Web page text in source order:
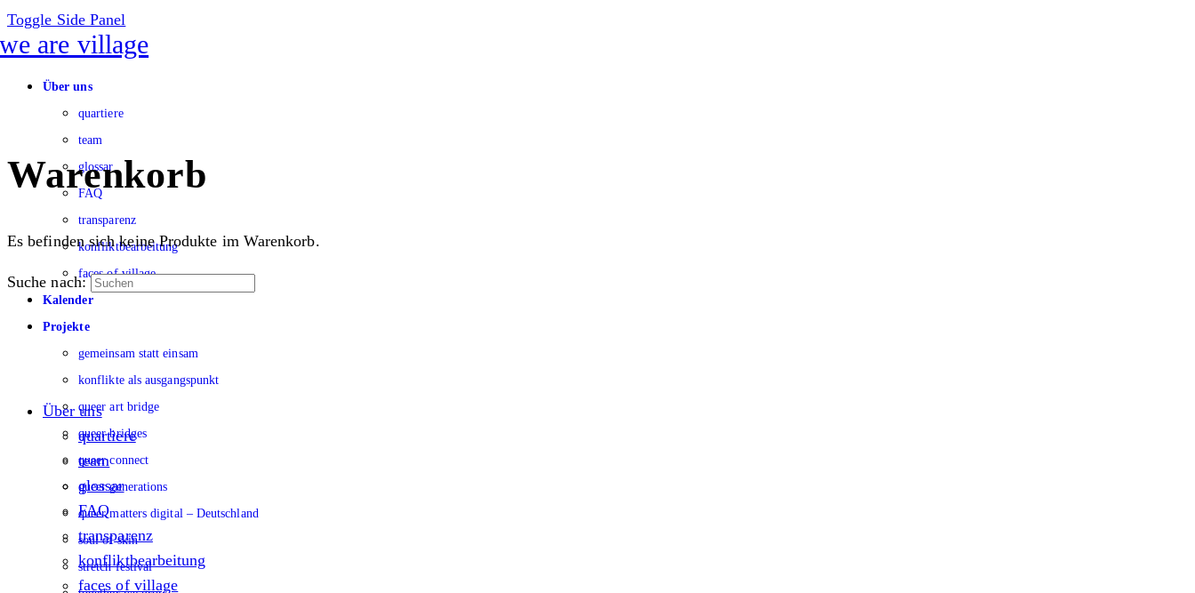
Toggle Side Panel
Über uns
quartiere
team
glossar
FAQ
transparenz
konfliktbearbeitung
faces of village
Kalender
Projekte
gemeinsam statt einsam
konflikte als ausgangspunkt
queer art bridge
queer bridges
queer connect
queer generations
queer matters digital – Deutschland
soul of skin
stretch festival
Warenkorb
Es befinden sich keine Produkte im Warenkorb.
Suche nach:
Über uns
quartiere
team
glossar
FAQ
transparenz
konfliktbearbeitung
faces of village